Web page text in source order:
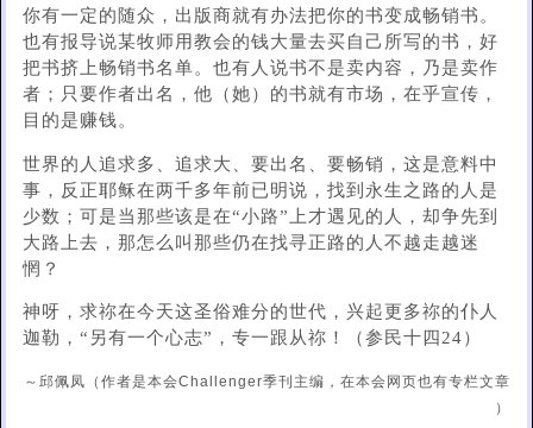
你有一定的随众，出版商就有办法把你的书变成畅销书。
也有报导说某牧师用教会的钱大量去买自己所写的书，好
把书挤上畅销书名单。也有人说书不是卖内容，乃是卖作
者；只要作者出名，他（她）的书就有市场，在乎宣传，
目的是赚钱。
世界的人追求多、追求大、要出名、要畅销，这是意料中
事，反正耶稣在两千多年前已明说，找到永生之路的人是
少数；可是当那些该是在“小路”上才遇见的人，却争先到
大路上去，那怎么叫那些仍在找寻正路的人不越走越迷
惘？
神呀，求祢在今天这圣俗难分的世代，兴起更多祢的仆人
迦勒，“另有一个心志”，专一跟从祢！（参民十四24）
～邱佩凤（作者是本会Challenger季刊主编，在本会网页也有专栏文章
）